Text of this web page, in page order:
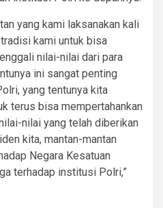
yang kami laksanakan kali
kami untuk bisa
nilai-nilai dari para
ini sangat penting
yang tentunya kita
terus bisa mempertahankan
nilai yang telah diberikan
kita, mantan-mantan
Negara Kesatuan
terhadap institusi Polri,”